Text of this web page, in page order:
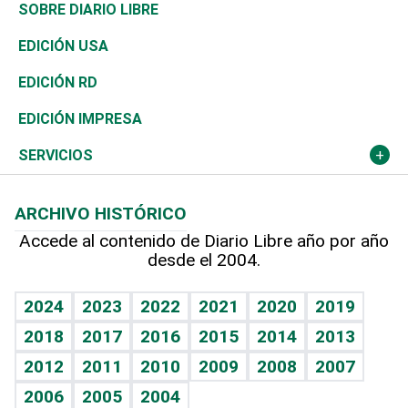
Reportajes
Asia
África
Ocenanía
Caribe
Resto del mundo
Consumo
Vivienda
Telecom.
Global y variable
Economía personal
Belleza
Buena Vida
Sociales
Novedades
Podcast Arte Libre
Hablando con el pediatra
Vida y familia
Eñe
Celebrando la vida
Golf
Ciclismo
Tenis
Olimpismo
Más deportes
Línea de hit
TBT Deportivo
De buena tinta
En Directo
El Espía
Noticiero Poteleche
Columnistas
Más firmas
Clima
Tecnología
Historia
Martes de tecnología
Cambio climático
Mundo
Economía
Revista
Deportes
Opinión
Hecho en casa
Guía del dinero
SOBRE DIARIO LIBRE
EDICIÓN USA
EDICIÓN RD
EDICIÓN IMPRESA
SERVICIOS
Cumpleaños
Horóscopos
Crucigramas
ARCHIVO HISTÓRICO
Accede al contenido de Diario Libre año por año
desde el 2004.
2024 2023 2022 2021 2020
2019
2018
2017 2016 2015 2014
2013
2012
2011 2010 2009 2008
2007
2006
2005 2004